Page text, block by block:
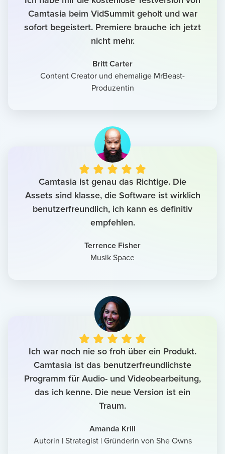
Camtasia beim VidSummit geholt und war
sofort begeistert. Premiere brauche ich jetzt
nicht mehr.
Britt Carter
Content Creator und ehemalige MrBeast-
Produzentin
Camtasia ist genau das Richtige. Die
Assets sind klasse, die Software ist wirklich
benutzerfreundlich, ich kann es definitiv
empfehlen.
Terrence Fisher
Musik Space
Ich war noch nie so froh über ein Produkt.
Camtasia ist das benutzerfreundlichste
Programm für Audio- und Videobearbeitung,
das ich kenne. Die neue Version ist ein
Traum.
Amanda Krill
Autorin | Strategist | Gründerin von She Owns